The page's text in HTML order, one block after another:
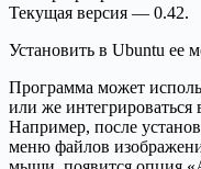
Текущая версия — 0.42.
Установить в Ubuntu ее
Программа может
или же
Например, после
меню файлов